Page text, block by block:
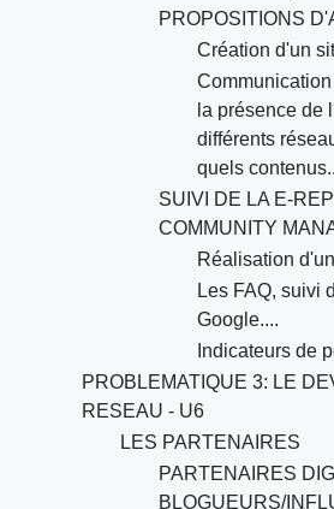
PROPOSITIONS
Création d'un
la présence de
différents
quels
SUIVI DE LA E-
COMMUNITY
Réalisation
Les FAQ, suivi
Google....
Indicateurs de
PROBLEMATIQUE 3: LE
RESEAU - U6
LES PARTENAIRES
PARTENAIRES
BLOGUEURS/